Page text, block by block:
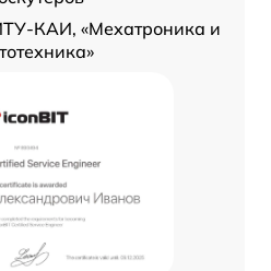
КАИ, «Мехатроника и